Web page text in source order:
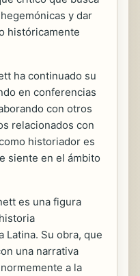
y dar
históricamente
ha continuado su
en conferencias
con otros
relacionados con
historiador es
siente en el ámbito
es una figura
Latina. Su obra, que
una narrativa
a la